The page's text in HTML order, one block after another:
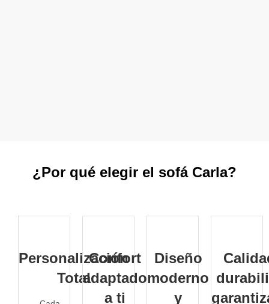
¿Por qué elegir el sofá Carla?
Personalización
Total
Confort
adaptado
a ti
Diseño
moderno
y